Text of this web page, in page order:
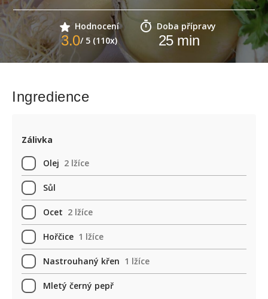
Hodnocení
3.0/ 5 (110x)
Doba přípravy
25min
Ingredience
Zálivka
Olej 2 lžíce
Sůl
Ocet 2 lžíce
Hořčice 1 lžíce
Nastrouhaný křen 1 lžíce
Mletý černý pepř